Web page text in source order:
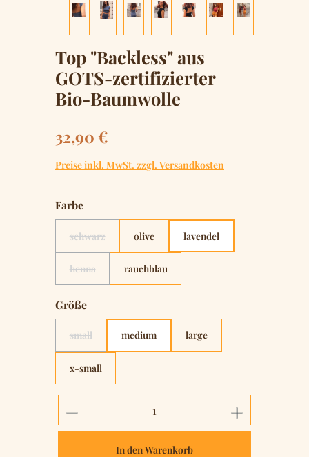
Top "Backless" aus
GOTS-zertifizierter
Bio-Baumwolle
Regulärer Preis:
32,90 €
Preise inkl. MwSt. zzgl. Versandkosten
Farbeauswählen
schwarz
(Diese Option ist zurzeit nicht verfügbar.)
olive lavendel
henna
(Diese Option ist zurzeit nicht verfügbar.)
rauchblau
Größeauswählen
small
(Diese Option ist zurzeit nicht verfügbar.)
medium large
x-small
Produkt Anzahl: Gib den
In den Warenkorb